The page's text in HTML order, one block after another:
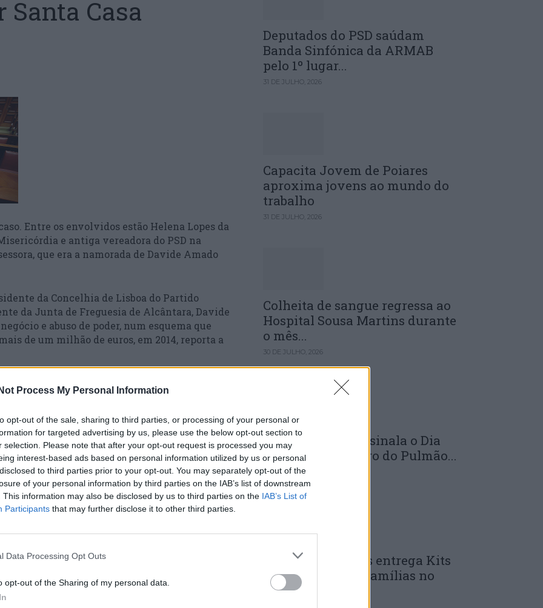
Process My Personal Information
opt-out of the sale, sharing to third parties, or processing of your personal or
for targeted advertising by us, please use the below opt-out section to
selection. Please note that after your opt-out request is processed you may
interest-based ads based on personal information utilized by us or personal
to third parties prior to your opt-out. You may separately opt-out of the
of your personal information by third parties on the IAB’s list of downstream
This information may also be disclosed by us to third parties on the IAB’s List of
Participants that may further disclose it to other third parties.
Data Processing Opt Outs
opt-out of the Sharing of my personal data.
Santa Casa
Entre os envolvidos estão Helena Lopes da
e antiga vereadora do PSD na
que era a namorada de Davide Amado
da Concelhia de Lisboa do Partido
da Junta de Freguesia de Alcântara, Davide
e abuso de poder, num esquema que
de um milhão de euros, em 2014, reporta a
MP apresentou a acusação, a que o canal teve
foram feitos ajustes diretos de mais de dois
criado mais de uma dezena de empresas,
a Santa Casa da Misericórdia, “sem
de cada um dos produtos e serviços”.
neste caso. Entre os envolvidos estão
Santa Casa da Misericórdia e antiga vereadora
sua assessora, que era a namorada de Davide
acredita o MP, a Santa Casa da
de euros, naquilo que considerou uma
Deputados do PSD saúdam
Banda Sinfónica da ARMAB
pelo 1º lugar...
31 DE JULHO, 2026
Capacita Jovem de Poiares
aproxima jovens ao mundo do
trabalho
31 DE JULHO, 2026
Colheita de sangue regressa ao
Hospital Sousa Martins durante
o mês...
30 DE JULHO, 2026
ULS da Guarda assinala o Dia
Mundial do Cancro do Pulmão...
30 DE JULHO, 2026
Município de Góis entrega Kits
Comunitários às famílias no
âmbito do...